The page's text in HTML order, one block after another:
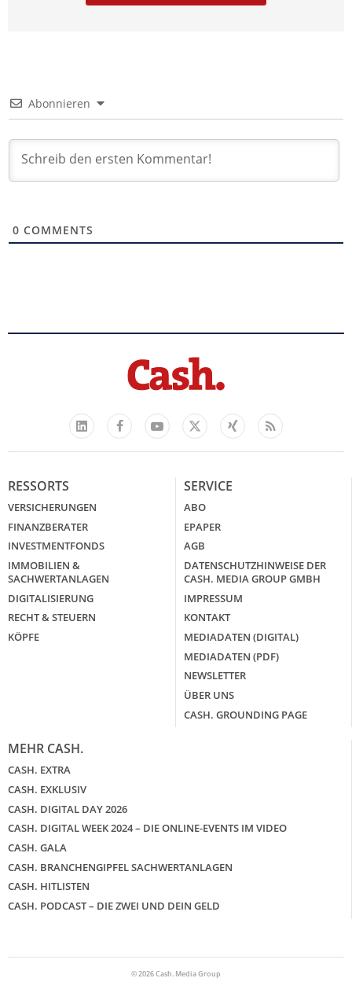
Abonnieren
0 COMMENTS
LinkedIn
FacebookYouTube
X
Xing Feed
RESSORTS
VERSICHERUNGEN
FINANZBERATER
INVESTMENTFONDS
IMMOBILIEN &
SACHWERTANLAGEN
DIGITALISIERUNG
RECHT & STEUERN
KÖPFE
SERVICE
ABO
EPAPER
AGB
DATENSCHUTZHINWEISE DER
CASH. MEDIA GROUP GMBH
IMPRESSUM
KONTAKT
MEDIADATEN (DIGITAL)
MEDIADATEN (PDF)
NEWSLETTER
ÜBER UNS
CASH. GROUNDING PAGE
MEHR CASH.
CASH. EXTRA
CASH. EXKLUSIV
CASH. DIGITAL DAY 2026
CASH. DIGITAL WEEK 2024 – DIE ONLINE-EVENTS IM VIDEO
CASH. GALA
CASH. BRANCHENGIPFEL SACHWERTANLAGEN
CASH. HITLISTEN
CASH. PODCAST – DIE ZWEI UND DEIN GELD
© 2026 Cash. Media Group